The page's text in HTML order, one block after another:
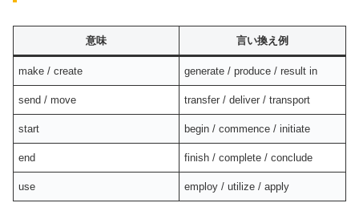
意味 言い換え例
make / create generate / produce / result in
send / move transfer / deliver / transport
start begin / commence / initiate
end finish / complete / conclude
use employ / utilize / apply